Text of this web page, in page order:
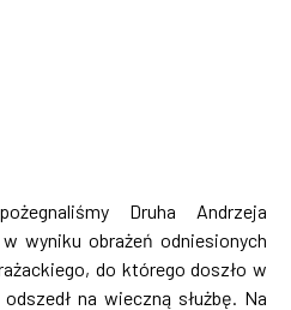
Druha Andrzeja
wyniku obrażeń odniesionych
do którego doszło w
na wieczną służbę. Na